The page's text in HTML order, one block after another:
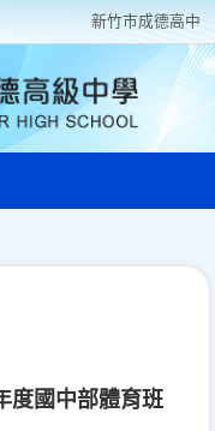
新竹巿成德高中
度國中部體育班